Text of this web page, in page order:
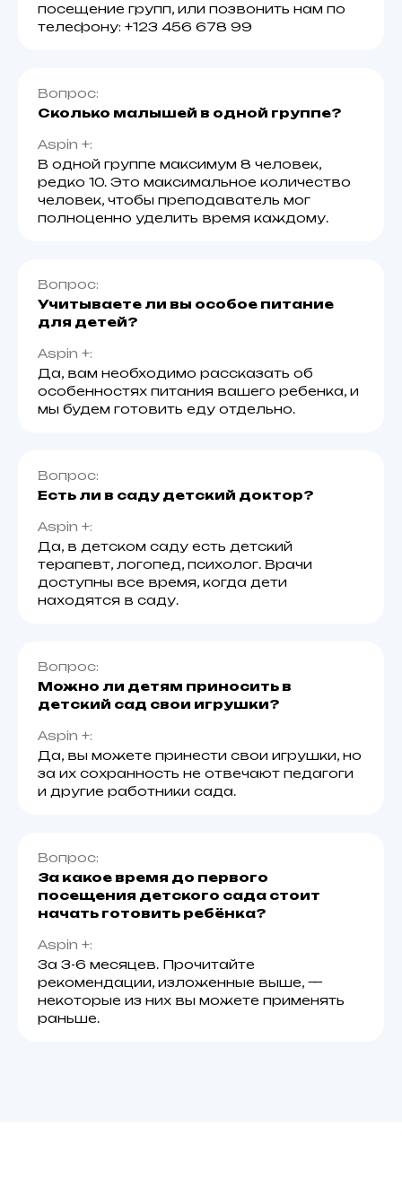
посещение групп, или позвонить нам по
телефону: +123 456 678 99
Вопрос:
Сколько малышей в одной группе?
Aspin +:
В одной группе максимум 8 человек,
редко 10. Это максимальное количество
человек, чтобы преподаватель мог
полноценно уделить время каждому.
Вопрос:
Учитываете ли вы особое питание
для детей?
Aspin +:
Да, вам необходимо рассказать об
особенностях питания вашего ребенка, и
мы будем готовить еду отдельно.
Вопрос:
Есть ли в саду детский доктор?
Aspin +:
Да, в детском саду есть детский
терапевт, логопед, психолог. Врачи
доступны все время, когда дети
находятся в саду.
Вопрос:
Можно ли детям приносить в
детский сад свои игрушки?
Aspin +:
Да, вы можете принести свои игрушки, но
за их сохранность не отвечают педагоги
и другие работники сада.
Вопрос:
За какое время до первого
посещения детского сада стоит
начать готовить ребёнка?
Aspin +:
За 3-6 месяцев. Прочитайте
рекомендации, изложенные выше, —
некоторые из них вы можете применять
раньше.